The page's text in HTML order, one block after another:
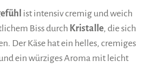
ist intensiv cremig und weich
Biss durch Kristalle, die sich
Der Käse hat ein helles, cremiges
ein würziges Aroma mit leicht